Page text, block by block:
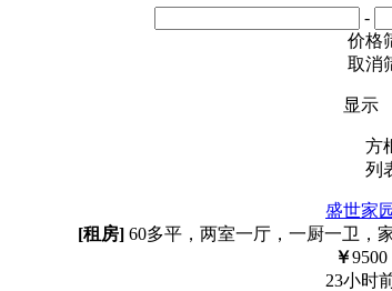
-
价格
取消
显示
方
列
盛世家园
[租房] 60多平，两室一厅，一厨一卫，
￥9500
23小时